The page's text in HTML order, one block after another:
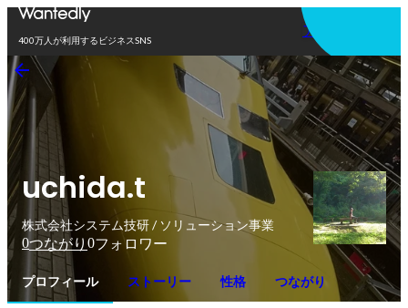
400万人が利用するビジネスSNS
アプリを使う
uchida.t
株式会社システム技研 / ソリューション事業
0つながり 0フォロワー
プロフィール ストーリー 性格 つながり